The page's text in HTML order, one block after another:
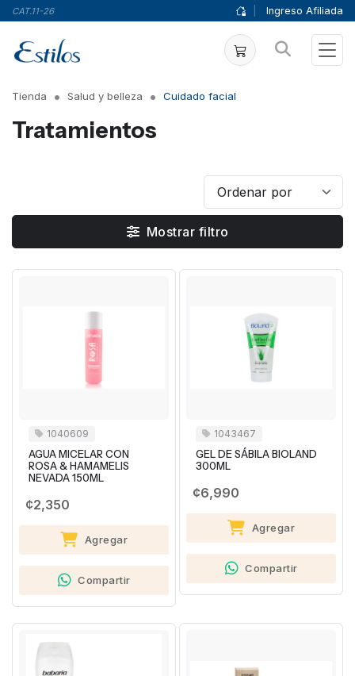
CAT.11-26 Ingreso Afiliada
Tienda Salud y belleza Cuidado facial
Tratamientos
Mostrar filtro
1040609
AGUA MICELAR CON
ROSA & HAMAMELIS
NEVADA 150ML
¢2,350
Agregar
Compartir
1043467
GEL DE SÁBILA BIOLAND
300ML
¢6,990
Agregar
Compartir